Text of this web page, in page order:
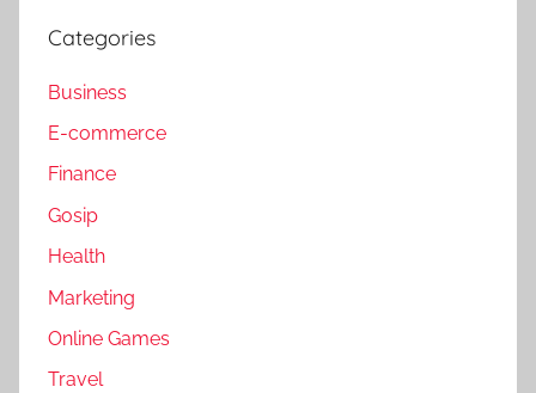
Categories
Business
E-commerce
Finance
Gosip
Health
Marketing
Online Games
Travel